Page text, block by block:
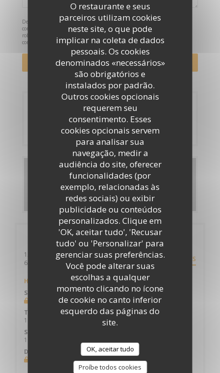
O restaurante e seus
parceiros utilizam cookies
neste site, o que pode
implicar na coleta de dados
pessoais. Os cookies
denominados «necessários»
são obrigatórios e
instalados por padrão.
Outros cookies opcionais
requerem seu
consentimento. Esses
cookies opcionais servem
para analisar sua
navegação, medir a
audiência do site, oferecer
funcionalidades (por
exemplo, relacionadas às
redes sociais) ou exibir
publicidade ou conteúdos
personalizados. Clique em
'OK, aceitar tudo', 'Recusar
tudo' ou 'Personalizar' para
gerenciar suas preferências.
Você pode alterar suas
escolhas a qualquer
momento clicando no ícone
de cookie no canto inferior
esquerdo das páginas do
site.
OK, aceitar tudo
Proíbe todos cookies
De acordo com a legislação de proteção de dados, tem o direito de se opor a
comunicações de marketing. Pode registar-se na Lista Robinson através de
robinson.pt
. Para mais informações sobre o tratamento dos seus dados,
consulte a nossa política de privacidade.
Reserva
RESERVAR UMA MESA
Menus
DESCUBRA O NOSSO MENU
Informações gerais
12 BOULEVARD DESAIX
63000 CLERMONT FERRAND((abre numa nova janela)) DIREÇÕES
Horário de abertura
Segunda-feira
Ter
11:30 - 14:00
Sex
11:30 - 14:00
Domingo